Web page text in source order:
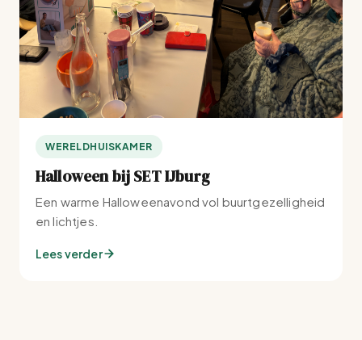
WERELDHUISKAMER
Halloween bij SET IJburg
Een warme Halloweenavond vol buurtgezelligheid
en lichtjes.
Lees verder